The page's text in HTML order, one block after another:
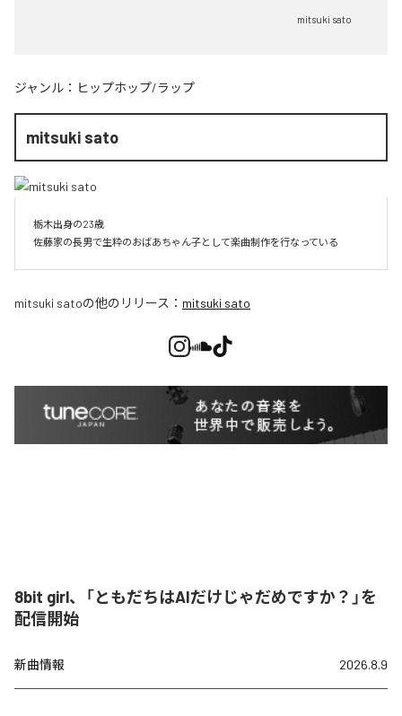
mitsuki sato
ジャンル： ヒップホップ/ラップ
mitsuki sato
栃木出身の23歳
佐藤家の長男で生粋のおばあちゃん子として楽曲制作を行なっている
mitsuki satoの他のリリース： mitsuki sato
8bit girl、「ともだちはAIだけじゃだめですか？」を
配信開始
新曲情報 2026.8.9